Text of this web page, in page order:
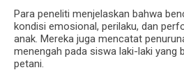
Para peneliti menjelaskan bahwa
kondisi emosional, perilaku, dan
anak. Mereka juga mencatat
menengah pada siswa laki-laki yang
petani.